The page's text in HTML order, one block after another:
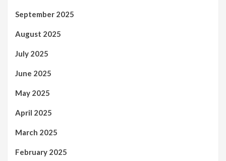
September 2025
August 2025
July 2025
June 2025
May 2025
April 2025
March 2025
February 2025